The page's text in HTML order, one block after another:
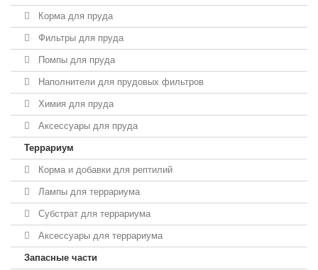
Корма для пруда
Фильтры для пруда
Помпы для пруда
Наполнители для прудовых фильтров
Химия для пруда
Аксессуары для пруда
Террариум
Корма и добавки для рептилий
Лампы для террариума
Субстрат для террариума
Аксессуары для террариума
Запасные части